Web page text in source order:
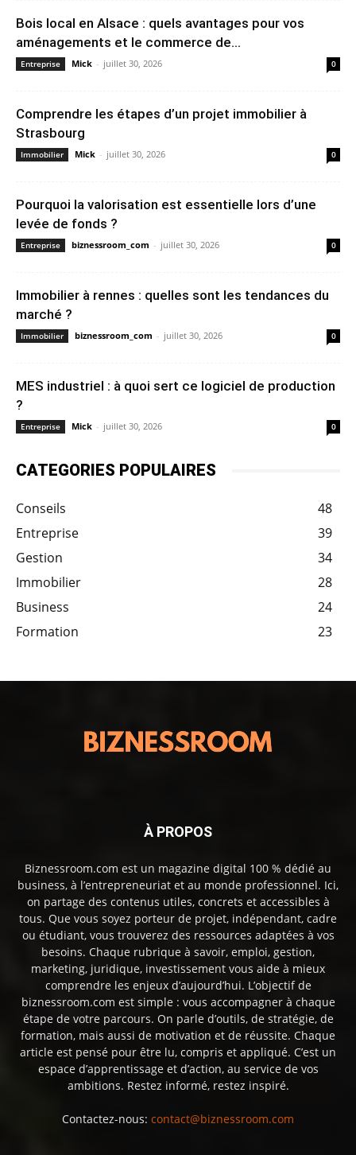
Bois local en Alsace : quels avantages pour vos
aménagements et le commerce de...
Entreprise Mick - juillet 30, 2026 0
Comprendre les étapes d’un projet immobilier à
Strasbourg
Immobilier Mick - juillet 30, 2026 0
Pourquoi la valorisation est essentielle lors d’une
levée de fonds ?
Entreprise biznessroom_com - juillet 30, 2026 0
Immobilier à rennes : quelles sont les tendances du
marché ?
Immobilier biznessroom_com - juillet 30, 2026 0
MES industriel : à quoi sert ce logiciel de production
?
Entreprise Mick - juillet 30, 2026 0
CATEGORIES POPULAIRES
Conseils
48
Entreprise
39
Gestion
34
Immobilier
28
Business
24
Formation
23
À PROPOS
Biznessroom.com est un magazine digital 100 % dédié au
business, à l’entrepreneuriat et au monde professionnel. Ici,
on partage des contenus utiles, concrets et accessibles à
tous. Que vous soyez porteur de projet, indépendant, cadre
ou étudiant, vous trouverez des ressources adaptées à vos
besoins. Chaque rubrique à savoir, emploi, gestion,
marketing, juridique, investissement vous aide à mieux
comprendre les enjeux d’aujourd’hui. L’objectif de
biznessroom.com est simple : vous accompagner à chaque
étape de votre parcours. On parle d’outils, de stratégie, de
formation, mais aussi de motivation et de réussite. Chaque
article est pensé pour être lu, compris et appliqué. C’est un
espace d’apprentissage et d’action, au service de vos
ambitions. Restez informé, restez inspiré.
Contactez-nous: contact@biznessroom.com